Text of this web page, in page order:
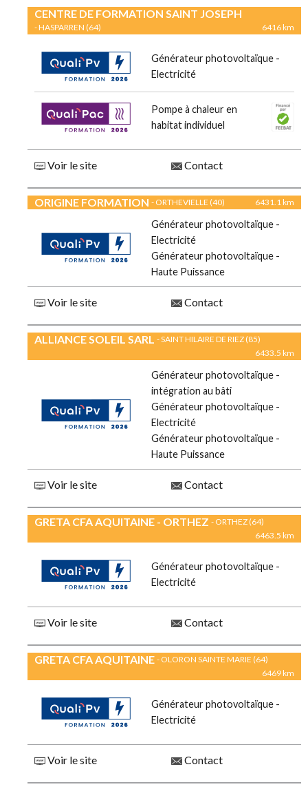
CENTRE DE FORMATION SAINT JOSEPH
- HASPARREN (64) 6416 km
Générateur photovoltaïque -
Electricité
Pompe à chaleur en
habitat individuel
Voir le site Contact
ORIGINE FORMATION - ORTHEVIELLE (40) 6431.1 km
Générateur photovoltaïque -
Electricité
Générateur photovoltaïque -
Haute Puissance
Voir le site Contact
ALLIANCE SOLEIL SARL - SAINT HILAIRE DE RIEZ (85)
6433.5 km
Générateur photovoltaïque -
intégration au bâti
Générateur photovoltaïque -
Electricité
Générateur photovoltaïque -
Haute Puissance
Voir le site Contact
GRETA CFA AQUITAINE - ORTHEZ - ORTHEZ (64)
6463.5 km
Générateur photovoltaïque -
Electricité
Voir le site Contact
GRETA CFA AQUITAINE - OLORON SAINTE MARIE (64)
6469 km
Générateur photovoltaïque -
Electricité
Voir le site Contact